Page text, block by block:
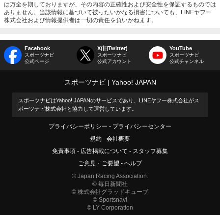
は万全を期しておりますが、その内容の正確性および安全性を保証するものでは
ありません。当該情報に基づいて被ったいかなる損害についても、LINEヤフー
株式会社および情報提供者は一切の責任を負いかねます。
Facebook
スポーツナビ
公式ページ
X(旧Twitter)
スポーツナビ
公式アカウント
YouTube
スポーツナビ
公式チャンネル
スポーツナビ Yahoo! JAPAN
スポーツナビはYahoo! JAPANのサービスであり、LINEヤフー株式会社がス
ポーツナビ株式会社と協力して運営しています。
プライバシーポリシー
プライバシーセンター
規約
会社概要
免責事項
広告掲載について
スタッフ募集
ご意見・ご要望
ヘルプ
© Japan Racing Association.
© 毎日新聞社
© 株式会社グラッドキューブ
© Sportsnavi
© LY Corporation